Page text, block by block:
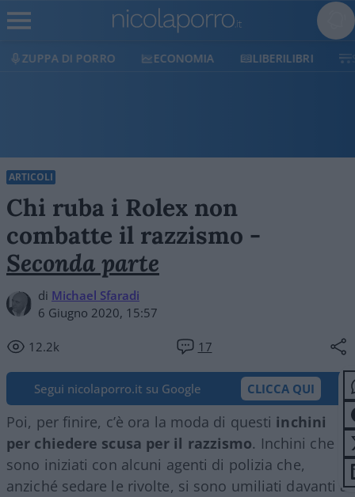
ECONOMIA LIBERILIBRI SHOP
ARTICOLI
Chi ruba i Rolex non
combatte il razzismo -
Seconda parte
di Michael Sfaradi
6 Giugno 2020, 15:57
12.2k 17
Segui nicolaporro.it su Google CLICCA QUI
Poi, per finire, c’è ora la moda di questi inchini
per chiedere scusa per il razzismo. Inchini che
sono iniziati con alcuni agenti di polizia che,
anziché sedare le rivolte, si sono umiliati davanti a